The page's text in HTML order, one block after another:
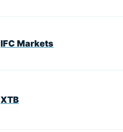
IFC Markets
XTB